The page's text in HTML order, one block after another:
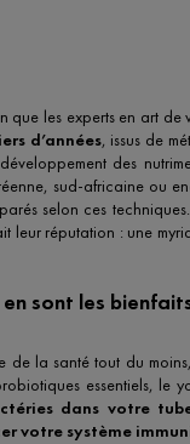
que les experts en art
d’années, issus de
des
sud-africaine ou
selon ces
leur réputation : une
sont les
la santé tout du
essentiels, le
dans votre
votre système